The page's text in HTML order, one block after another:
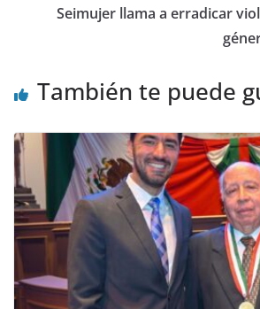
Seimujer llama a erradicar
También te puede